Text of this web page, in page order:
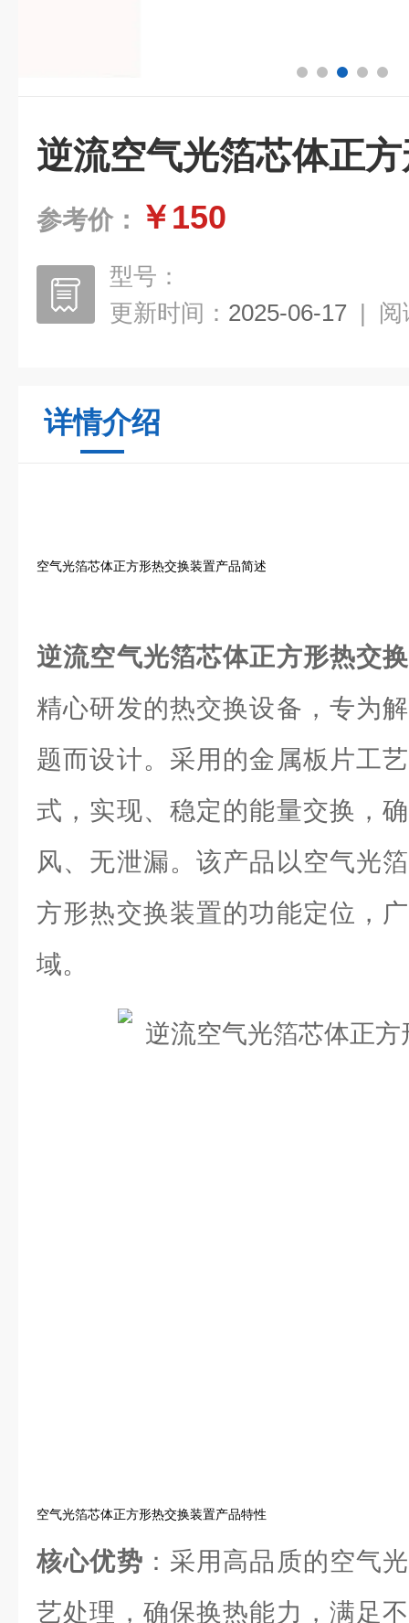
逆流空气光箔芯体正
参考价： ￥150
型号：
更新时间： 2025-06-17 | 阅
详情介绍
空气光箔芯体正方形热交换装置产品简述
逆流空气光箔芯体正方形热交
精心研发的热交换设备，专为
题而设计。采用的金属板片工
式，实现、稳定的能量交换，
风、无泄漏。该产品以空气光
方形热交换装置的功能定位，
域。
空气光箔芯体正方形热交换装置产品特性
核心优势 ：采用高品质的空气
艺处理，确保换热能力，满足